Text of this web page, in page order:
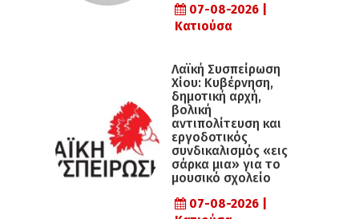
07-08-2026 |
Κατιούσα
Λαϊκή Συσπείρωση
Χίου: Κυβέρνηση,
δημοτική αρχή,
βολική
αντιπολίτευση και
εργοδοτικός
συνδικαλισμός «εις
σάρκα μια» για το
μουσικό σχολείο
07-08-2026 |